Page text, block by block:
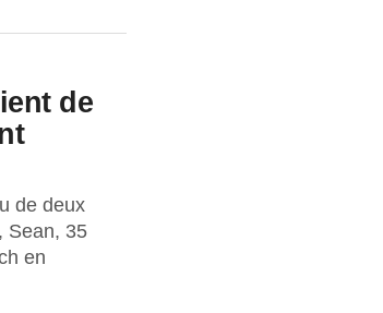
de
de deux
Sean, 35
en